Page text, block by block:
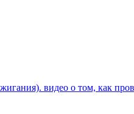
видео о том, как